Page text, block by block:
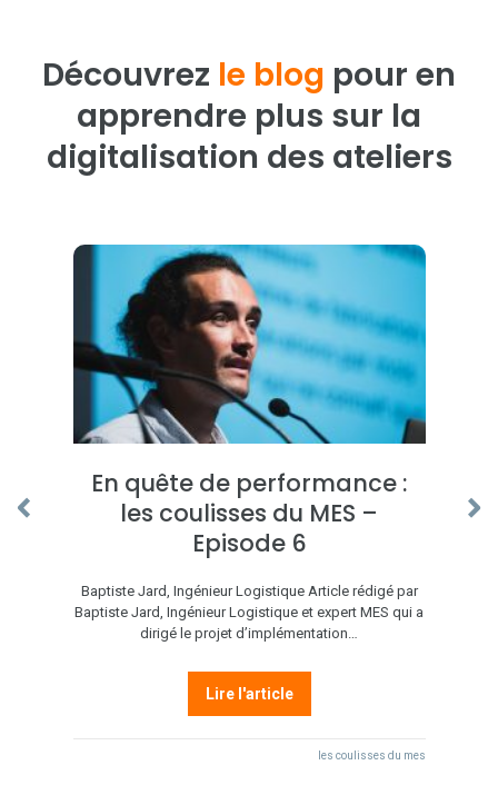
Découvrez le blog pour en
apprendre plus sur la
digitalisation des ateliers
En quête de performance :
les coulisses du MES –
Episode 6
Baptiste Jard, Ingénieur Logistique Article rédigé par
Baptiste Jard, Ingénieur Logistique et expert MES qui a
dirigé le projet d’implémentation…
Lire l'article
les coulisses du mes